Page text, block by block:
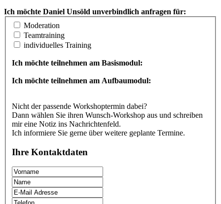
Ich möchte Daniel Unsöld unverbindlich anfragen für:
Moderation
Teamtraining
individuelles Training
Ich möchte teilnehmen am Basismodul:
Ich möchte teilnehmen am Aufbaumodul:
Nicht der passende Workshoptermin dabei?
Dann wählen Sie ihren Wunsch-Workshop aus und schreiben
mir eine Notiz ins Nachrichtenfeld.
Ich informiere Sie gerne über weitere geplante Termine.
Ihre Kontaktdaten